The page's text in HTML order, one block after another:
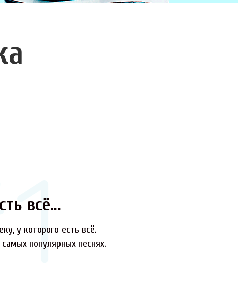
всё...
у которого есть всё.
популярных песнях.